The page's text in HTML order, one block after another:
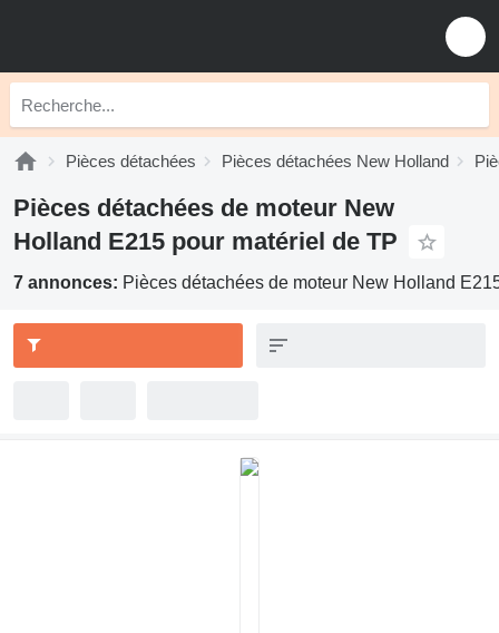
Pièces détachées Pièces détachées New Holland
Pièces détachées de moteur New
Holland E215 pour matériel de TP
7 annonces: Pièces détachées de moteur New Holland